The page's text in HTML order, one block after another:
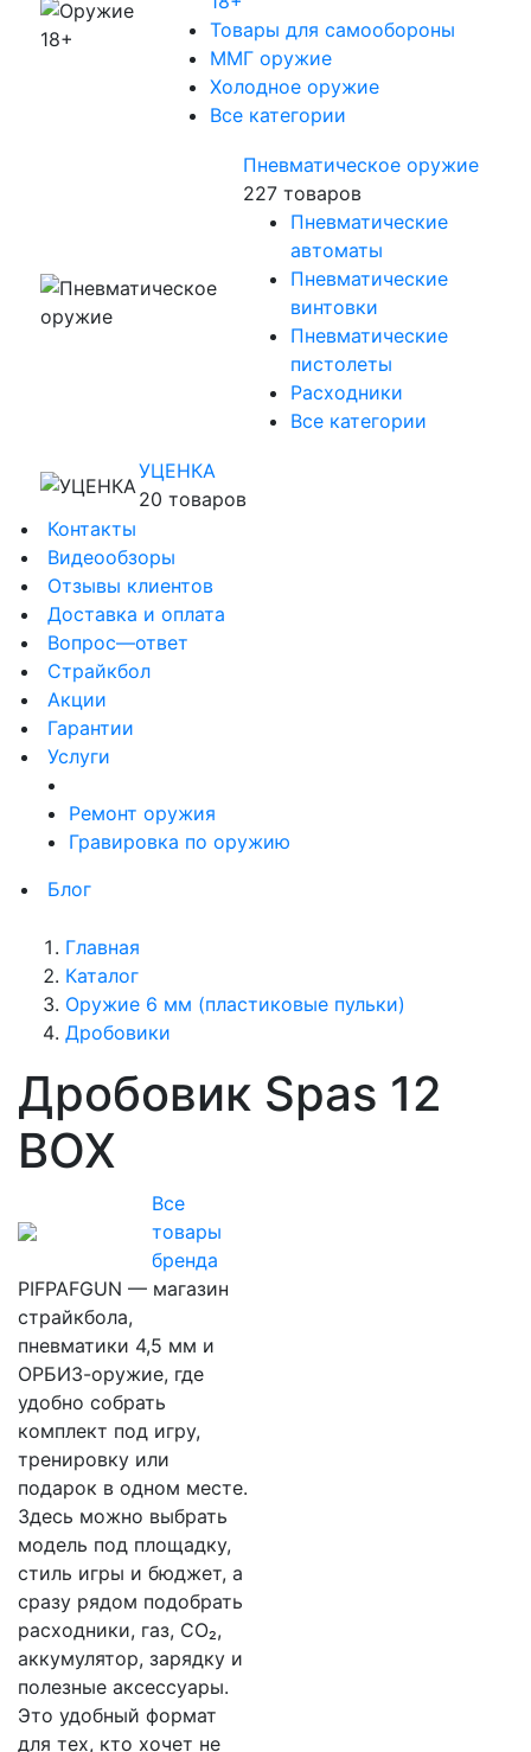
Товары для самообороны
ММГ оружие
Холодное оружие
Все категории
Пневматическое оружие
227 товаров
Пневматические
автоматы
Пневматические
винтовки
Пневматические
пистолеты
Расходники
Все категории
УЦЕНКА
20 товаров
Контакты
Видеообзоры
Отзывы клиентов
Доставка и оплата
Вопрос—ответ
Страйкбол
Акции
Гарантии
Услуги
Ремонт оружия
Гравировка по оружию
Блог
Главная
Каталог
Оружие 6 мм (пластиковые пульки)
Дробовики
Дробовик Spas 12
BOX
Все
товары
бренда
PIFPAFGUN — магазин
страйкбола,
пневматики 4,5 мм и
ОРБИЗ-оружие, где
удобно собрать
комплект под игру,
тренировку или
подарок в одном месте.
Здесь можно выбрать
модель под площадку,
стиль игры и бюджет, а
сразу рядом подобрать
расходники, газ, CO₂,
аккумулятор, зарядку и
полезные аксессуары.
Это удобный формат
для тех, кто хочет не